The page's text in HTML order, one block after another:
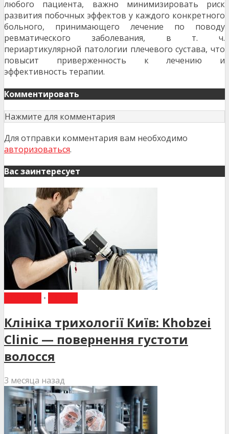
любого пациента, важно минимизировать риск
развития побочных эффектов у каждого конкретного
больного, принимающего лечение по поводу
ревматического заболевания, в т. ч.
периартикулярной патологии плечевого сустава, что
повысит приверженность к лечению и
эффективность терапии.
Комментировать
Нажмите для комментария
Для отправки комментария вам необходимо
авторизоваться.
Вас заинтересует
•
Клініка трихології Київ: Khobzei
Clinic — повернення густоти
волосся
3 месяца назад